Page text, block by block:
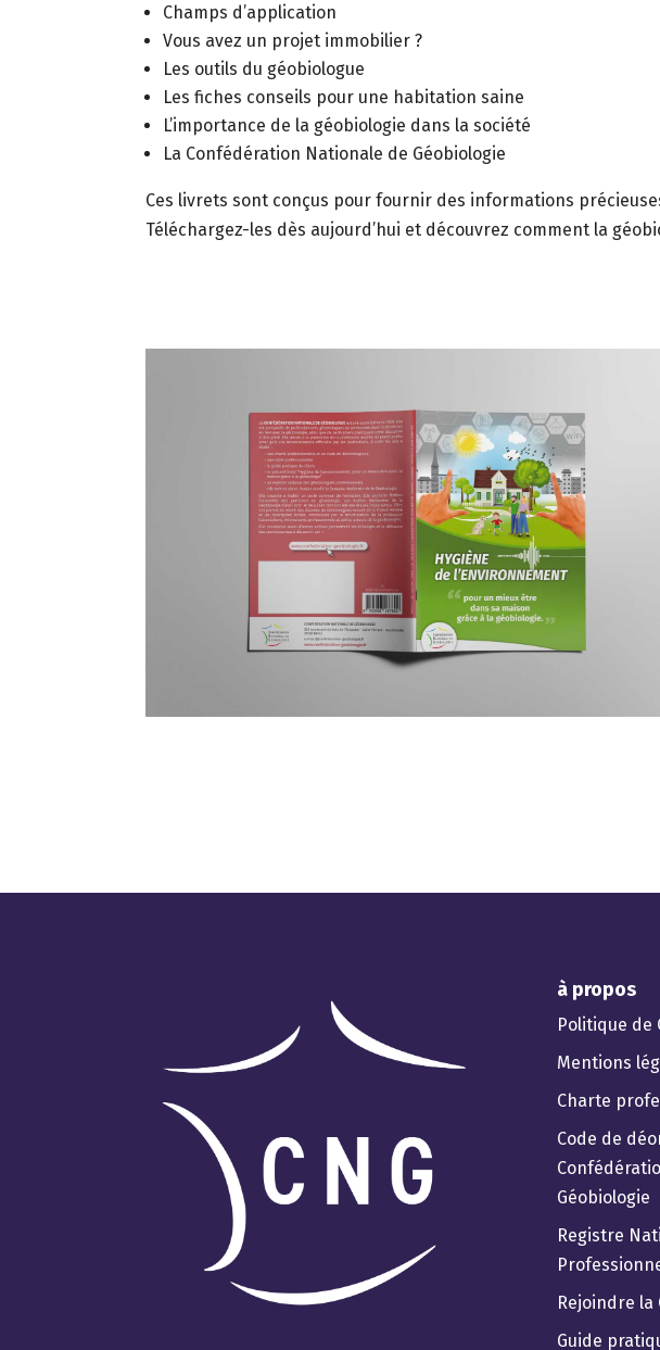
Champs d’application
Vous avez un projet immobilier ?
Les outils du géobiologue
Les fiches conseils pour une habitation saine
L’importance de la géobiologie dans la société
La Confédération Nationale de Géobiologie
Ces livrets sont conçus pour fournir des informations
Téléchargez-les dès aujourd’hui et découvrez comment la
à propos
Politique de
Mentions
Charte
Code de
Géobiologie
Registre
Rejoindre la
Guide